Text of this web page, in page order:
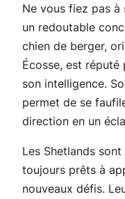
Ne vous fiez pas à
un redoutable
chien de berger,
Écosse, est
son intelligence.
permet de se
direction en un
Les Shetlands sont
toujours prêts à
nouveaux défis.